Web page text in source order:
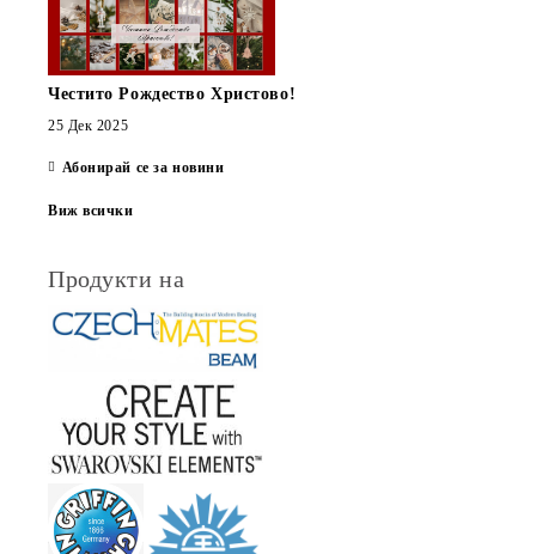
Честито Рождество Христово!
25 Дек 2025
Абонирай се за новини
Виж всички
Продукти на